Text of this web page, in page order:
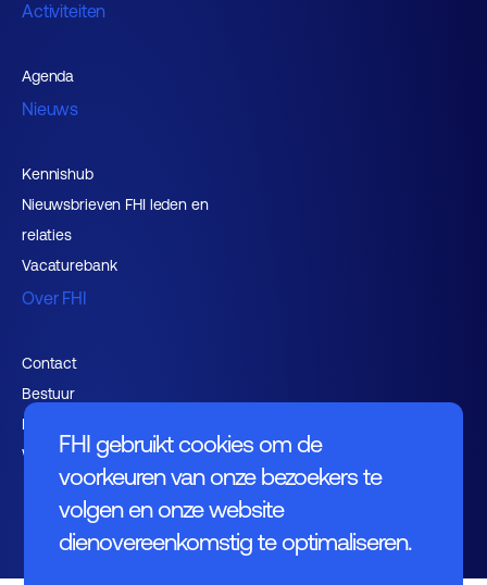
FHI gebruikt cookies om de
voorkeuren van onze bezoekers te
volgen en onze website
dienovereenkomstig te optimaliseren.
Activiteiten
Agenda
Nieuws
Kennishub
Nieuwsbrieven FHI leden en
relaties
Vacaturebank
Over FHI
Contact
Bestuur
Medewerkers
Werken bij FHI